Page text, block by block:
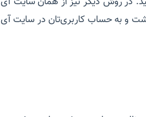
و به حساب کاربری‌تان در سایت آی